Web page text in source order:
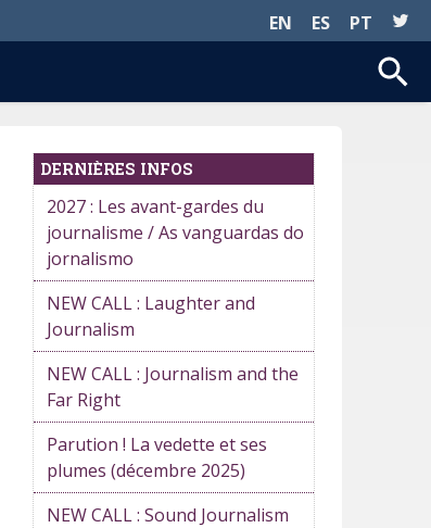
EN ES PT
DERNIÈRES INFOS
2027 : Les avant-gardes du
journalisme / As vanguardas do
jornalismo
NEW CALL : Laughter and
Journalism
NEW CALL : Journalism and the
Far Right
Parution ! La vedette et ses
plumes (décembre 2025)
NEW CALL : Sound Journalism